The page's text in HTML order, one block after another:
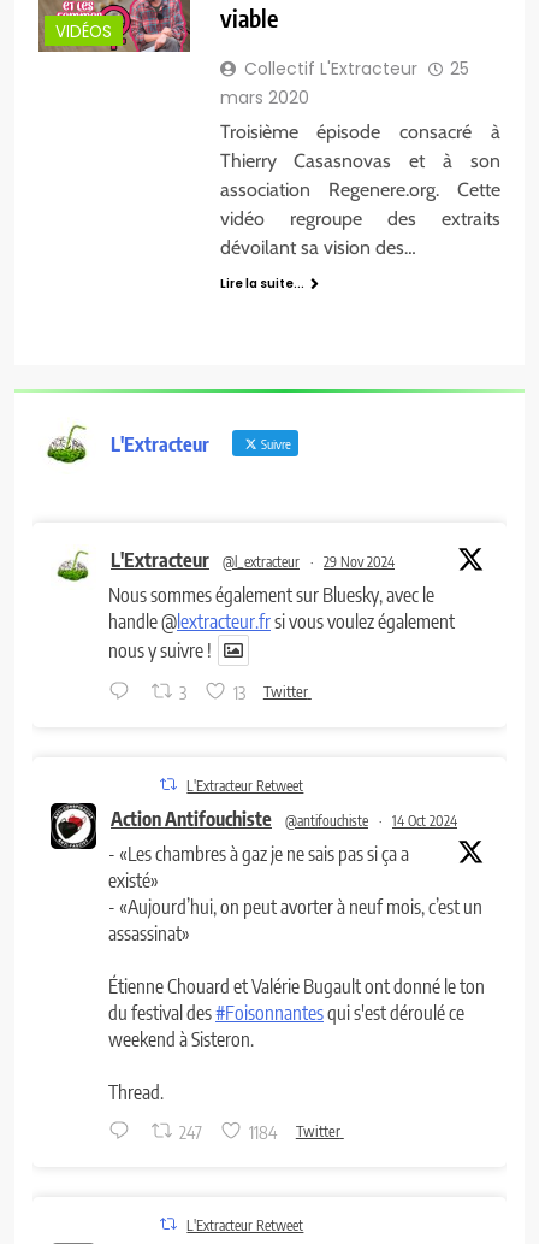
VIDÉOS
viable
Collectif L'Extracteur
25
mars 2020
Troisième épisode consacré à
Thierry Casasnovas et à son
association Regenere.org. Cette
vidéo regroupe des extraits
dévoilant sa vision des…
Lire la suite...
L'Extracteur Suivre
L'Extracteur @l_extracteur · 29 Nov 2024
Nous sommes également sur Bluesky, avec le
handle @lextracteur.frsi vous voulez également
nous y suivre !
3 13 Twitter
L'Extracteur Retweet
Action Antifouchiste @antifouchiste · 14 Oct 2024
- «Les chambres à gaz je ne sais pas si ça a
existé»
- «Aujourd’hui, on peut avorter à neuf mois, c’est un
assassinat»
Étienne Chouard et Valérie Bugault ont donné le ton
du festival des#Foisonnantesqui s'est déroulé ce
weekend à Sisteron.
Thread.
247 1184 Twitter
L'Extracteur Retweet